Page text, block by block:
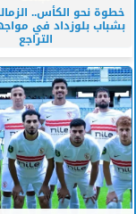
خطوة نحو الكأس..
بشباب بلوزداد في
التراجع